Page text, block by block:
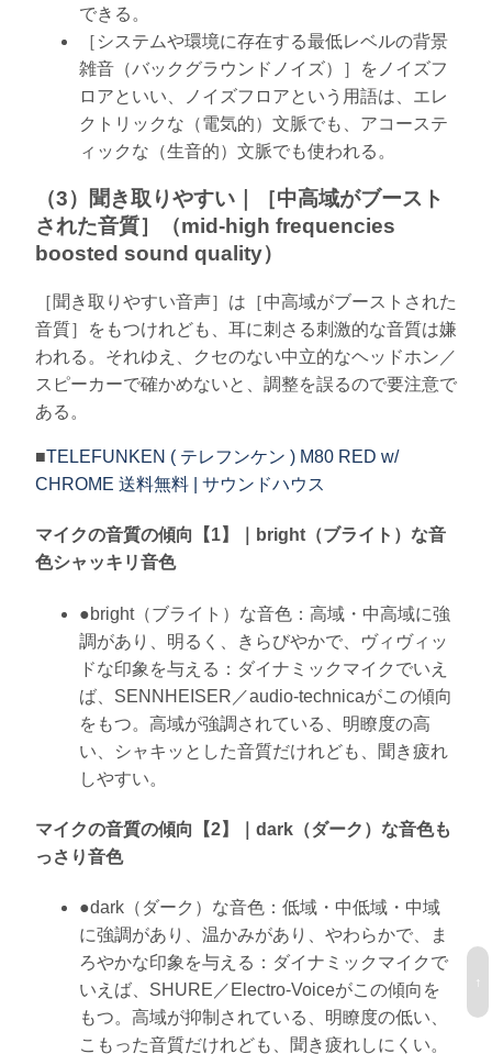
できる。
［システムや環境に存在する最低レベルの背景
雑音（バックグラウンドノイズ）］をノイズフ
ロアといい、ノイズフロアという用語は、エレ
クトリックな（電気的）文脈でも、アコーステ
ィックな（生音的）文脈でも使われる。
（3）聞き取りやすい｜［中高域がブースト
された音質］（mid-high frequencies
boosted sound quality）
［聞き取りやすい音声］は［中高域がブーストされた
音質］をもつけれども、耳に刺さる刺激的な音質は嫌
われる。それゆえ、クセのない中立的なヘッドホン／
スピーカーで確かめないと、調整を誤るので要注意で
ある。
■TELEFUNKEN ( テレフンケン ) M80 RED w/
CHROME 送料無料 | サウンドハウス
マイクの音質の傾向【1】｜bright（ブライト）な音
色シャッキリ音色
●bright（ブライト）な音色：高域・中高域に強
調があり、明るく、きらびやかで、ヴィヴィッ
ドな印象を与える：ダイナミックマイクでいえ
ば、SENNHEISER／audio-technicaがこの傾向
をもつ。高域が強調されている、明瞭度の高
い、シャキッとした音質だけれども、聞き疲れ
しやすい。
マイクの音質の傾向【2】｜dark（ダーク）な音色も
っさり音色
●dark（ダーク）な音色：低域・中低域・中域
に強調があり、温かみがあり、やわらかで、ま
ろやかな印象を与える：ダイナミックマイクで
いえば、SHURE／Electro-Voiceがこの傾向を
もつ。高域が抑制されている、明瞭度の低い、
こもった音質だけれども、聞き疲れしにくい。
↑